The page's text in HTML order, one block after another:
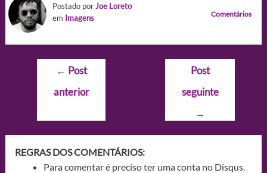
Postado porJoe Loreto
em Imagens Comentários
Navegação
Post
← Post
anterior
Post
seguinte
→
REGRAS DOS COMENTÁRIOS:
Para comentar é preciso ter uma conta no Disqus.